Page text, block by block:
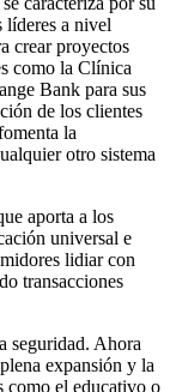
líderes a nivel
crear proyectos
como la Clínica
Bank para sus
de los clientes
la
otro sistema
aporta a los
universal e
lidiar con
transacciones
seguridad. Ahora
expansión y la
como el educativo o